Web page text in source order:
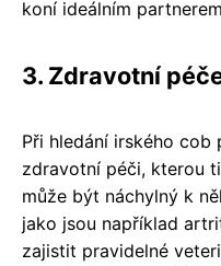
koní ideálním
3. Zdravotní
Při hledání irského
zdravotní péči, kterou
může být náchylný k
jako jsou například
zajistit pravidelné